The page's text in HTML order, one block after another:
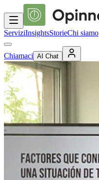
ServiziInsightsStorieChi siamo
Chiamaci AI Chat